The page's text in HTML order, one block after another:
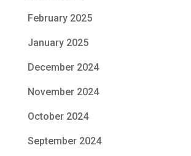
February 2025
January 2025
December 2024
November 2024
October 2024
September 2024